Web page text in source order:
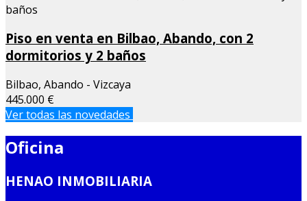
Piso en venta en Bilbao, Abando, con 2
dormitorios y 2 baños
Bilbao, Abando - Vizcaya
445.000 €
Ver todas las novedades
Oficina
HENAO INMOBILIARIA